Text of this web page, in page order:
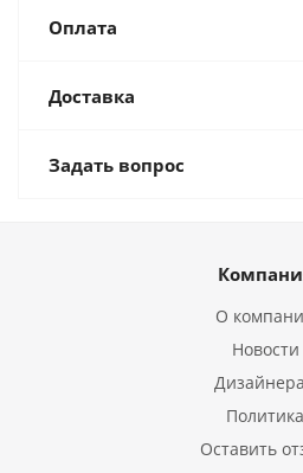
Оплата
Доставка
Задать вопрос
О
Новости
Политика
Оставить